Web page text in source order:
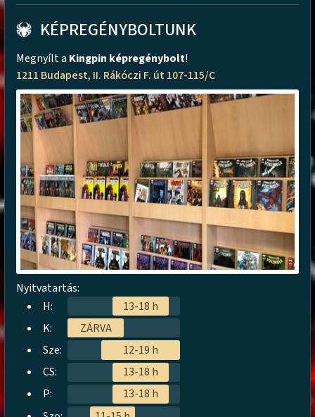
KÉPREGÉNYBOLTUNK
Megnyílt a Kingpin képregénybolt!
1211 Budapest, II. Rákóczi F. út 107-115/C
Nyitvatartás:
H:
13-18 h
K:
ZÁRVA
Sze:
12-19 h
CS:
13-18 h
P:
13-18 h